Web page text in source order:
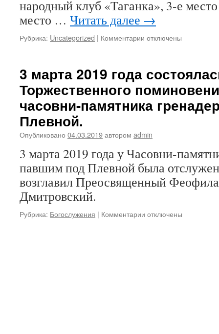
народный клуб «Таганка», 3-е
место … Читать далее →
Рубрика: Uncategorized | Комментарии к
волейболу
Цетрального
Викариатства
отключены
3 марта 2019 года
Торжественного
часовни-памятника
Плевной.
Опубликовано 04.03.2019автором admin
3 марта 2019 года у Часовни-
павшим под Плевной была
возглавил Преосвященный
Дмитровский.
Рубрика: Богослужения | Комментарии котключены